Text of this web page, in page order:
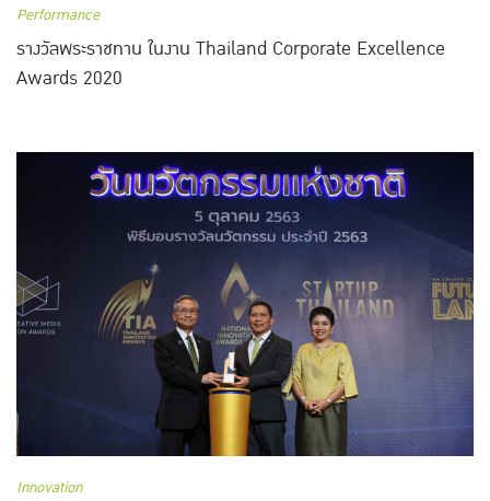
Performance
รางวัลพระราชทาน ในงาน Thailand Corporate Excellence
Awards 2020
Innovation